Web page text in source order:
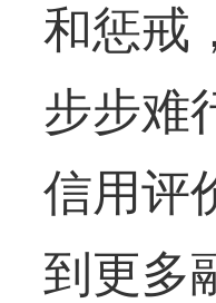
和惩戒
步步难
信用评
到更多